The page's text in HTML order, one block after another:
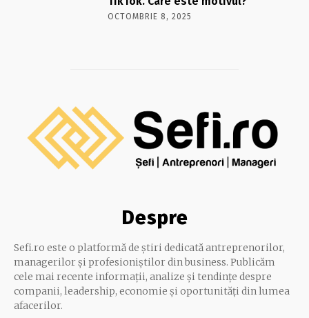
OCTOMBRIE 8, 2025
Despre
Sefi.ro este o platformă de știri dedicată antreprenorilor,
managerilor și profesioniștilor din business. Publicăm
cele mai recente informații, analize și tendințe despre
companii, leadership, economie și oportunități din lumea
afacerilor.